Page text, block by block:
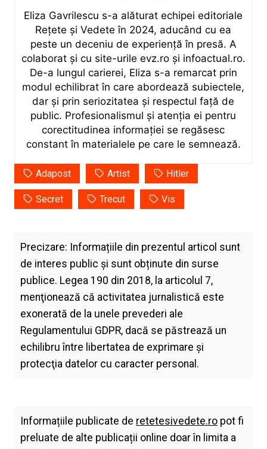
Eliza Gavrilescu s-a alăturat echipei editoriale
Rețete şi Vedete în 2024, aducând cu ea
peste un deceniu de experiență în presă. A
colaborat și cu site-urile evz.ro și infoactual.ro.
De-a lungul carierei, Eliza s-a remarcat prin
modul echilibrat în care abordează subiectele,
dar și prin seriozitatea și respectul față de
public. Profesionalismul și atenția ei pentru
corectitudinea informației se regăsesc
constant în materialele pe care le semnează.
Adapost Artist Hitler
Secret Trecut Vis
Precizare: Informațiile din prezentul articol sunt
de interes public și sunt obținute din surse
publice. Legea 190 din 2018, la articolul 7,
menţionează că activitatea jurnalistică este
exonerată de la unele prevederi ale
Regulamentului GDPR, dacă se păstrează un
echilibru între libertatea de exprimare şi
protecţia datelor cu caracter personal.
Informațiile publicate de retetesivedete.ropot fi
preluate de alte publicații online doar în limita a